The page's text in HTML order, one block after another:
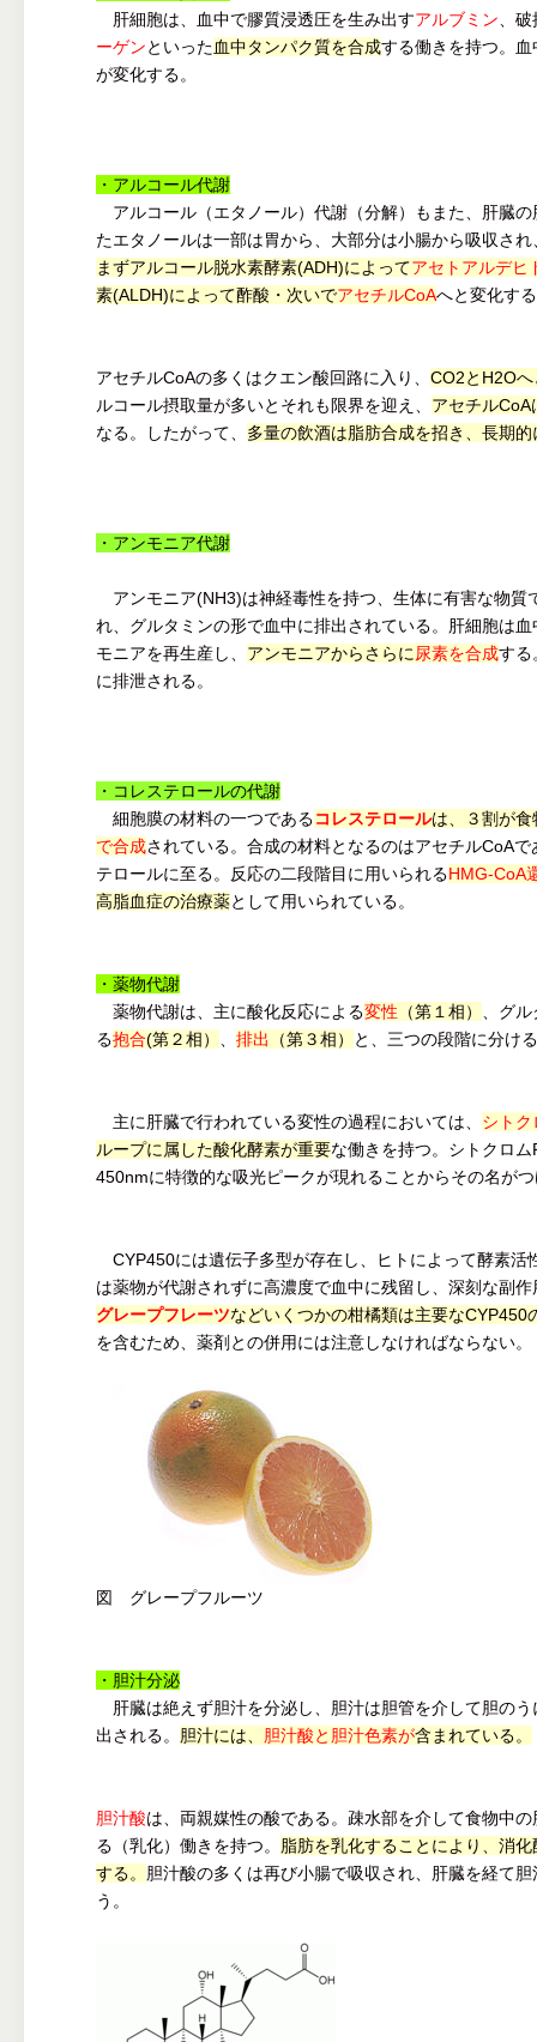
肝細胞は、血中で膠質浸透圧を生み出すアルブミン 、
ーゲンといった血中タンパク質を合成する働きを持つ。
が変化する。
・アルコール代謝
アルコール（エタノール）代謝（分解）もまた、肝臓
たエタノールは一部は胃から、大部分は小腸から吸収さ
まずアルコール脱水素酵素(ADH)によってアセトアルデヒ
素(ALDH)によって酢酸・次いでアセチルCoAへと変化す
アセチルCoAの多くはクエン酸回路に入り、 CO2とH2O
ルコール摂取量が多いとそれも限界を迎え、 アセチルCoA
なる。したがって、 多量の飲酒は脂肪合成を招き、長期
・アンモニア代謝
アンモニア(NH3)は神経毒性を持つ、生体に有害な物質
れ、グルタミンの形で血中に排出されている。肝細胞は
モニアを再生産し、 アンモニアからさらに 尿素を合成する
に排泄される。
・コレステロールの代謝
細胞膜の材料の一つであるコレステロールは、３割が
で合成されている。合成の材料となるのはアセチルCoA
テロールに至る。反応の二段階目に用いられるHMG-CoA
高脂血症の治療薬として用いられている。
・薬物代謝
薬物代謝は、主に酸化反応による変性 （第１相）
、グ
る抱合(第２相） 排出 （第３相） と、三つの段階に分け
主に肝臓で行われている変性の過程においては、 シトク
ループに属した酸化酵素が重要な働きを持つ。シトクロ
450nmに特徴的な吸光ピークが現れることからその名が
CYP450には遺伝子多型が存在し、ヒトによって酵素活
は薬物が代謝されずに高濃度で血中に残留し、深刻な副
グレープフレーツなどいくつかの柑橘類は主要なCYP450
を含むため、薬剤との併用には注意しなければならない。
図 グレープフルーツ
・胆汁分泌
肝臓は絶えず胆汁を分泌し、胆汁は胆管を介して胆の
出される。 胆汁には、 胆汁酸と胆汁色素が含まれている。
胆汁酸は、両親媒性の酸である。疎水部を介して食物中
る（乳化）働きを持つ。 脂肪を乳化することにより、消
する。 胆汁酸の多くは再び小腸で吸収され、肝臓を経て
う。